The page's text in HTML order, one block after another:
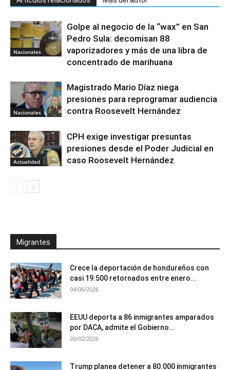
Nacionales
Golpe al negocio de la “wax” en San
Pedro Sula: decomisan 88
vaporizadores y más de una libra de
concentrado de marihuana
Nacionales
Magistrado Mario Díaz niega
presiones para reprogramar audiencia
contra Roosevelt Hernández
Actualidad
CPH exige investigar presuntas
presiones desde el Poder Judicial en
caso Roosevelt Hernández
Migrantes
Crece la deportación de hondureños con
casi 19.500 retornados entre enero...
04/06/2026
EEUU deporta a 86 inmigrantes amparados
por DACA, admite el Gobierno...
26/02/2026
Trump planea detener a 80.000 inmigrantes